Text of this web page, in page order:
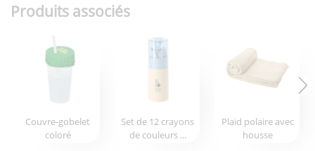
Produits associés
Couvre-gobelet
coloré
Set de 12 crayons
de couleurs ...
Plaid polaire avec
housse